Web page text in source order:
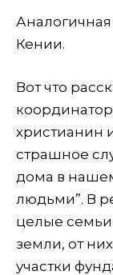
Кении.
Вот что
христианин
страшное
дома в
людьми”. В
целые
земли, от
участки